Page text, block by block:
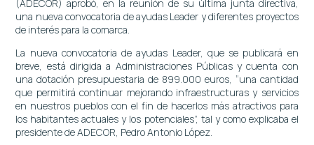
(ADECOR) aprobó, en la reunión de su última junta directiva,
una nueva convocatoria de ayudas Leader y diferentes proyectos
de interés para la comarca.
La nueva convocatoria de ayudas Leader, que se publicará en
breve, está dirigida a Administraciones Públicas y cuenta con
una dotación presupuestaria de 899.000 euros, “una cantidad
que permitirá continuar mejorando infraestructuras y servicios
en nuestros pueblos con el fin de hacerlos más atractivos para
los habitantes actuales y los potenciales”, tal y como explicaba el
presidente de ADECOR, Pedro Antonio López.